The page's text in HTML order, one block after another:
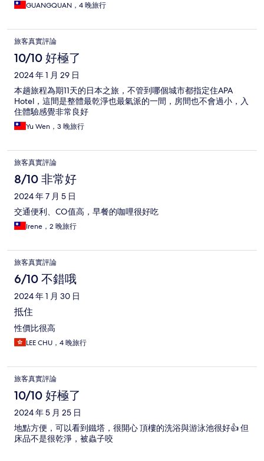
GUANGQUAN，4 晚旅行
旅客真實評論
10/10 好極了
2024 年 1 月 29 日
本趟旅程為期11天的日本之旅，不管到哪個城市都指定住APA
Hotel，這間是整體最乾淨也最氣派的一間，房間也不會過小，入
住體驗感覺非常良好
Yu Wen，3 晚旅行
旅客真實評論
8/10 非常好
2024 年 7 月 5 日
交通便利、CO值高，早餐的咖哩很好吃
Irene，2 晚旅行
旅客真實評論
6/10 不錯哦
2024 年 1 月 30 日
抵住
性價比很高
LEE CHU，4 晚旅行
旅客真實評論
10/10 好極了
2024 年 5 月 25 日
地點方便，可以看到鐵塔，很開心 頂樓的洗浴與游泳池很好👍 但
床品不是很乾淨，被蟲子咬